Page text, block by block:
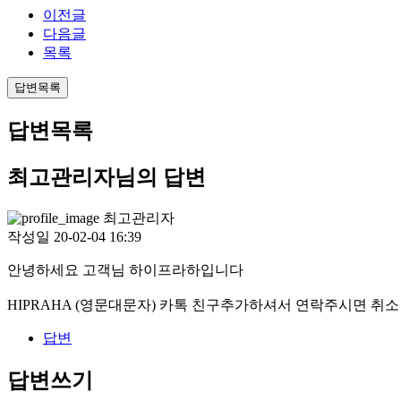
이전글
다음글
목록
답변목록
답변목록
최고관리자님의 답변
최고관리자
작성일 20-02-04 16:39
안녕하세요 고객님 하이프라하입니다
HIPRAHA (영문대문자) 카톡 친구추가하셔서 연락주시면 취
답변
답변쓰기